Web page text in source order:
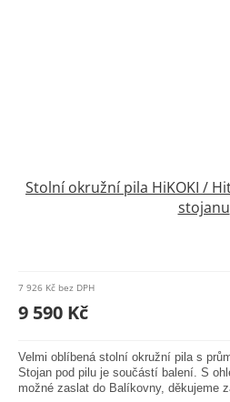
Stolní okružní pila HiKOKI /
stojanu
produktu
5,0
5
hvězdiček.
7 926 Kč bez DPH
9 590 Kč
Velmi oblíbená stolní okružní pila s
Stojan pod pilu je součástí balení. S
možné zaslat do Balíkovny, děkujeme